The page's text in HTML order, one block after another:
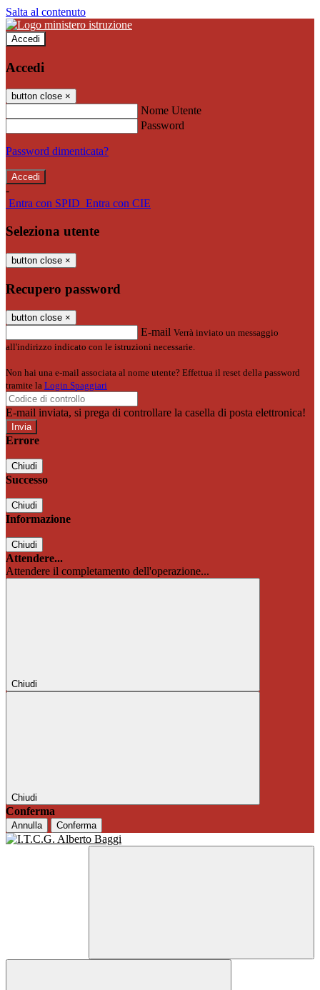
Salta al contenuto
Accedi
Accedi
button close ×
Nome Utente
Password
Password dimenticata?
-
Entra con SPID Entra con CIE
Seleziona utente
button close ×
Recupero password
button close ×
E-mail Verrà inviato un messaggio
all'indirizzo indicato con le istruzioni necessarie.
Non hai una e-mail associata al nome utente? Effettua il reset della password
tramite la Login Spaggiari
E-mail inviata, si prega di controllare la casella di posta elettronica!
Errore
Chiudi
Successo
Chiudi
Informazione
Chiudi
Attendere...
Attendere il completamento dell'operazione...
Chiudi
Chiudi
Conferma
Annulla Conferma